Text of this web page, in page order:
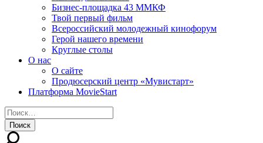
Бизнес-площадка 43 ММКФ
Твой первый фильм
Всероссийский молодежный кинофорум
Герой нашего времени
Круглые столы
О нас
О сайте
Продюсерский центр «Мувистарт»
Платформа MovieStart